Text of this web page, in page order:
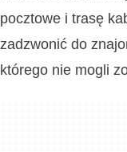
pocztowe i trasę
zadzwonić do
którego nie mogli